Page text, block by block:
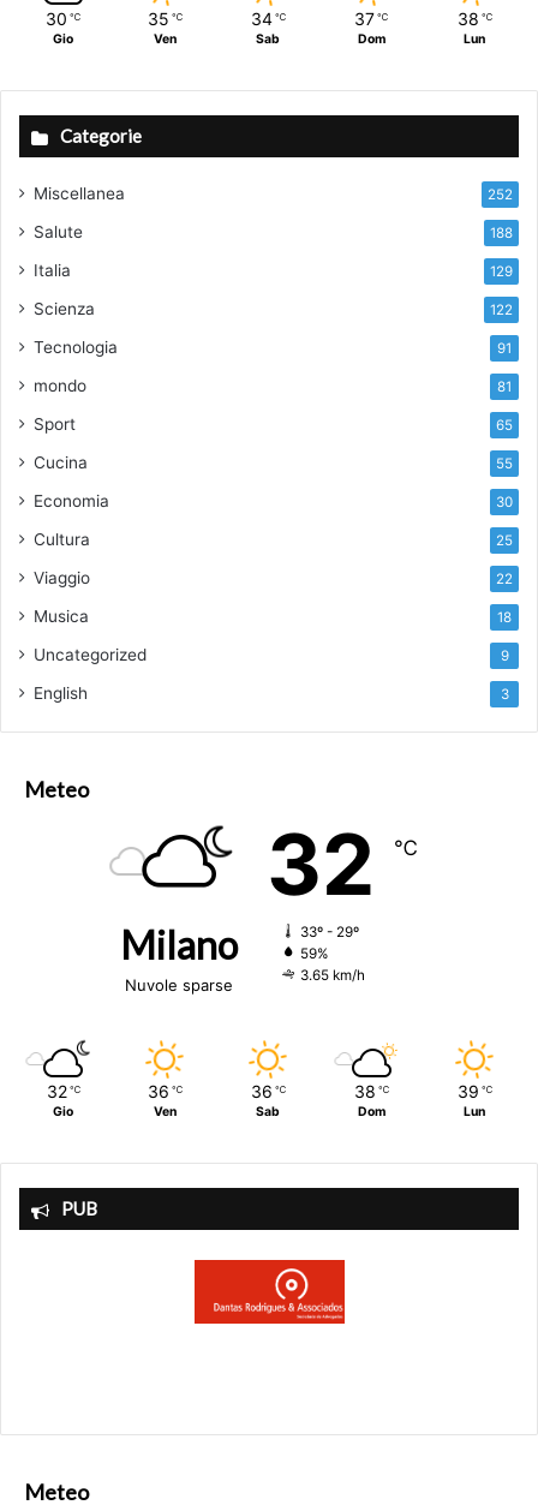
30 ℃
Gio
35 ℃
Ven
34 ℃
Sab
37 ℃
Dom
38 ℃
Lun
Categorie
Miscellanea 252
Salute 188
Italia 129
Scienza 122
Tecnologia 91
mondo 81
Sport 65
Cucina 55
Economia 30
Cultura 25
Viaggio 22
Musica 18
Uncategorized 9
English 3
Meteo
Milano
Nuvole sparse
32 ℃
33º - 29º
59%
3.65 km/h
32 ℃
Gio
36 ℃
Ven
36 ℃
Sab
38 ℃
Dom
39 ℃
Lun
PUB
Meteo